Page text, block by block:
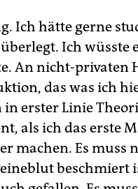
Ich hätte gerne
Ich wüsste
An nicht-privaten
das was ich
erster Linie
als ich das erste
machen. Es muss
beschmiert